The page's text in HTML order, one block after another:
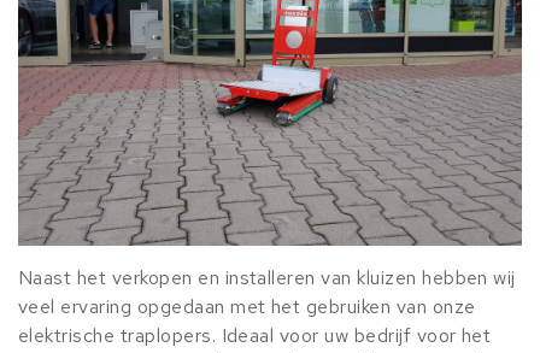
Naast het verkopen en installeren van kluizen hebben wij
veel ervaring opgedaan met het gebruiken van onze
elektrische traplopers. Ideaal voor uw bedrijf voor het